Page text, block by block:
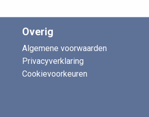
Overig
Algemene voorwaarden
Privacyverklaring
Cookievoorkeuren